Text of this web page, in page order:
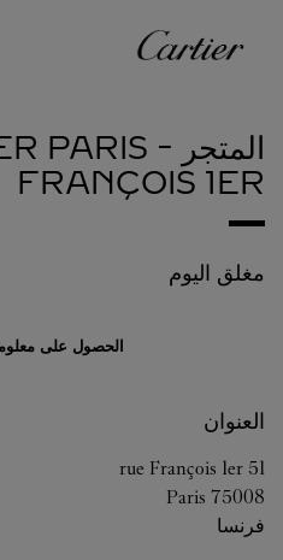
كارتييه
المتجر CARTIER PARIS -
FRANÇOIS 1ER
مغلق اليوم
الحصول على
العنوان
51 rue François 1er
75008
Paris
فرنسا